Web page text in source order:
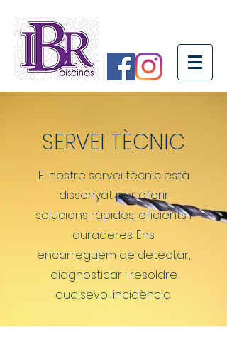
SERVEI TÈCNIC
El nostre servei tècnic està
dissenyat per oferir
solucions ràpides, eficients i
duraderes. Ens
encarreguem de detectar,
diagnosticar i resoldre
qualsevol incidència.